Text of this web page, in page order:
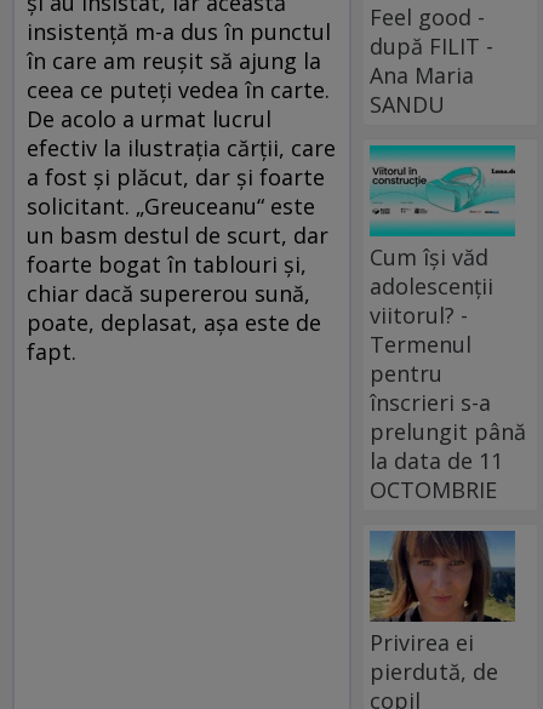
insistenţă m-a dus în punctul
în care am reuşit să ajung la
ceea ce puteţi vedea în carte.
De acolo a urmat lucrul
efectiv la ilustraţia cărţii, care
a fost şi plăcut, dar şi foarte
solicitant. „Greuceanu“ este
un basm destul de scurt, dar
foarte bogat în tablouri şi,
chiar dacă supererou sună,
poate, deplasat, aşa este de
fapt.
Feel good -
după FILIT -
Ana Maria
SANDU
Cum își văd
adolescenții
viitorul? -
Termenul
pentru
înscrieri s-a
prelungit până
la data de 11
OCTOMBRIE
Privirea ei
pierdută, de
copil